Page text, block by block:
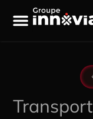
Transport